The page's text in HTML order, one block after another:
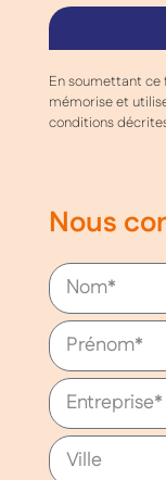
En soumettant ce
mémorise et
conditions
Nous